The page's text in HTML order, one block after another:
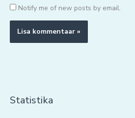
Notify me of new posts by email.
Statistika